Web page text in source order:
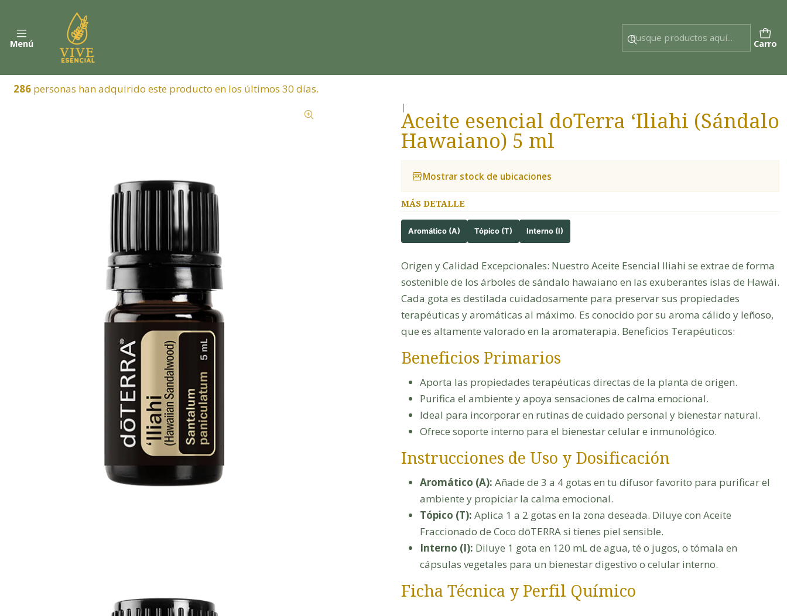
Menú Carro
286personas han adquirido este producto en los últimos 30 días.
|
Aceite esencial doTerra ‘Iliahi (Sándalo
Hawaiano) 5 ml
Mostrar stock de ubicaciones
MÁS DETALLE
Aromático (A) Tópico (T) Interno (I)
Origen y Calidad Excepcionales: Nuestro Aceite Esencial Iliahi se extrae de forma
sostenible de los árboles de sándalo hawaiano en las exuberantes islas de Hawái.
Cada gota es destilada cuidadosamente para preservar sus propiedades
terapéuticas y aromáticas al máximo. Es conocido por su aroma cálido y leñoso,
que es altamente valorado en la aromaterapia. Beneficios Terapéuticos:
Beneficios Primarios
Aporta las propiedades terapéuticas directas de la planta de origen.
Purifica el ambiente y apoya sensaciones de calma emocional.
Ideal para incorporar en rutinas de cuidado personal y bienestar natural.
Ofrece soporte interno para el bienestar celular e inmunológico.
Instrucciones de Uso y Dosificación
Aromático (A): Añade de 3 a 4 gotas en tu difusor favorito para purificar el
ambiente y propiciar la calma emocional.
Tópico (T): Aplica 1 a 2 gotas en la zona deseada. Diluye con Aceite
Fraccionado de Coco dōTERRA si tienes piel sensible.
Interno (I): Diluye 1 gota en 120 mL de agua, té o jugos, o tómala en
cápsulas vegetales para un bienestar digestivo o celular interno.
Ficha Técnica y Perfil Químico